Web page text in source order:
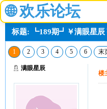
🌐 欢乐论坛
标题: ┗189期┛￥满眼星辰
1 2 3 4 5 6 末
满眼星辰
楼